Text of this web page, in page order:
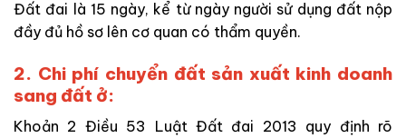
Đất đai là 15 ngày, kể từ ngày người sử dụng đất nộp
đầy đủ hồ sơ lên cơ quan có thẩm quyền.
2. Chi phí chuyển đất sản xuất kinh doanh
sang đất ở:
Khoản 2 Điều 53 Luật Đất đai 2013 quy định rõ